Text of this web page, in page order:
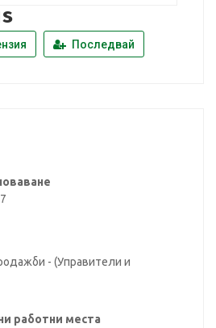
Последвай
- (Управители и
работни места